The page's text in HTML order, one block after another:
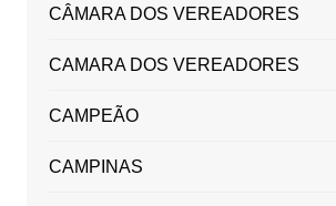
CÂMARA DOS VEREADORES
CAMARA DOS VEREADORES
CAMPEÃO
CAMPINAS